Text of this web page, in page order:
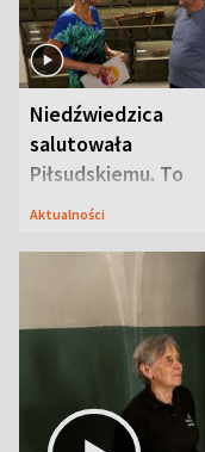
Niedźwiedzica
salutowała
Piłsudskiemu. To
niejedyna tajemnica
Aktualności